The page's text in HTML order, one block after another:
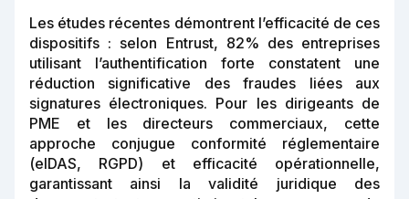
Les études récentes démontrent l’efficacité de ces
dispositifs : selon Entrust, 82% des entreprises
utilisant l’authentification forte constatent une
réduction significative des fraudes liées aux
signatures électroniques. Pour les dirigeants de
PME et les directeurs commerciaux, cette
approche conjugue conformité réglementaire
(eIDAS, RGPD) et efficacité opérationnelle,
garantissant ainsi la validité juridique des